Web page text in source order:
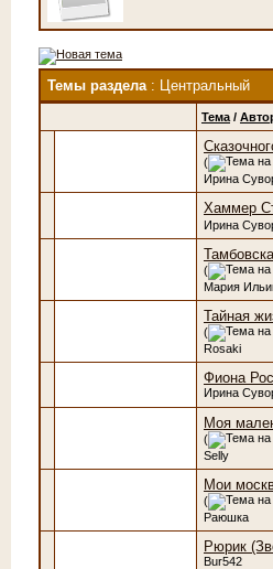
Темы раздела: Центральный
Тема /
(
Ирина
Хаммер
Ирина
(
Мария
Тайная
(
Rosaki
Фиона
Ирина
Моя
(
Selly
Мои
(
Раюшка
Рюрик
Bur542